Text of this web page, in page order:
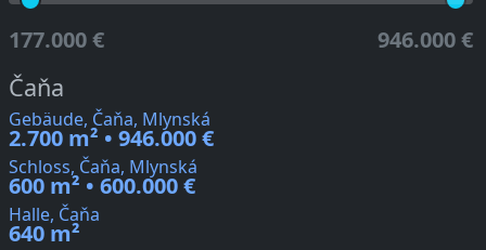
177.000 € 946.000 €
Čaňa
Gebäude, Čaňa, Mlynská
2.700 m² • 946.000 €
Schloss, Čaňa, Mlynská
600 m² • 600.000 €
Halle, Čaňa
640 m²